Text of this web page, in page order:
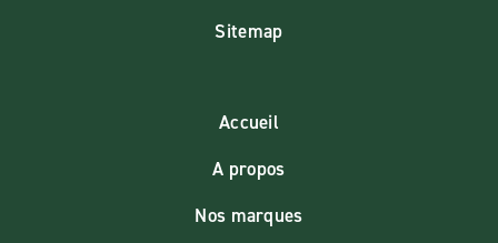
Sitemap
Accueil
A propos
Nos marques